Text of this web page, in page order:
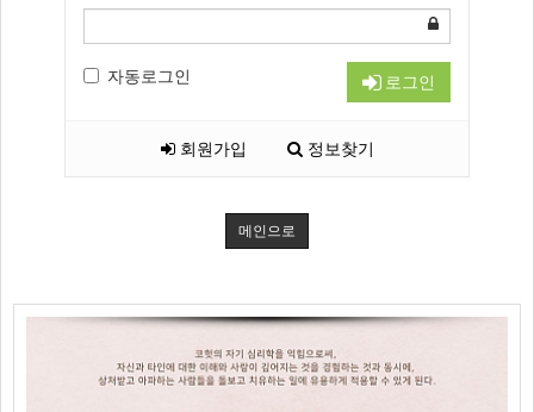
자동로그인 로그인
회원가입 정보찾기
메인으로